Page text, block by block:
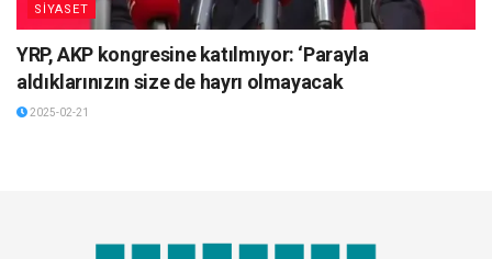
SİYASET
YRP, AKP kongresine katılmıyor: ‘Parayla
aldıklarınızın size de hayrı olmayacak
2025-02-21